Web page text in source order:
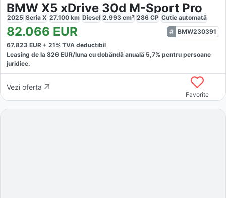
BMW X5 xDrive 30d M-Sport Pro
2025 Seria X 27.100 km Diesel 2.993 cm³ 286 CP Cutie automată
82.066 EUR
BMW230391
67.823 EUR + 21% TVA deductibil
Leasing de la 826 EUR/luna cu dobăndă anuală 5,7% pentru persoane
juridice.
Vezi oferta
Favorite